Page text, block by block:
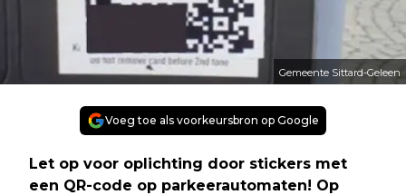
Gemeente Sittard-Geleen
Voeg toe als voorkeursbron op Google
Let op voor oplichting door stickers met
een QR-code op parkeerautomaten! Op